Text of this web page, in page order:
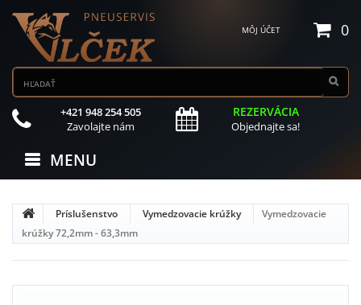
0
MÔJ ÚČET
+421 948 254 505
Zavolajte nám
REZERVÁCIA
Objednajte sa!
MENU
Príslušenstvo Vymedzovacie krúžky
Vymedzovacie
krúžky 72,2mm - 63,3mm